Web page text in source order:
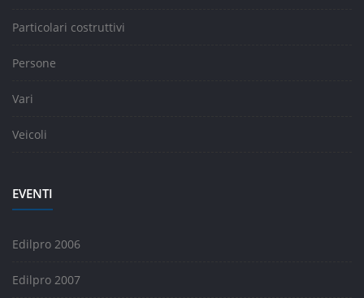
Particolari costruttivi
Persone
Vari
Veicoli
EVENTI
Edilpro 2006
Edilpro 2007